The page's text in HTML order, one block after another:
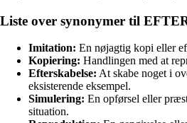
Liste over synonymer til
Imitation: En nøjagtig kopi eller
Kopiering: Handlingen med at
Efterskabelse: At skabe noget i
eksisterende eksempel.
Simulering: En opførsel eller
situation.